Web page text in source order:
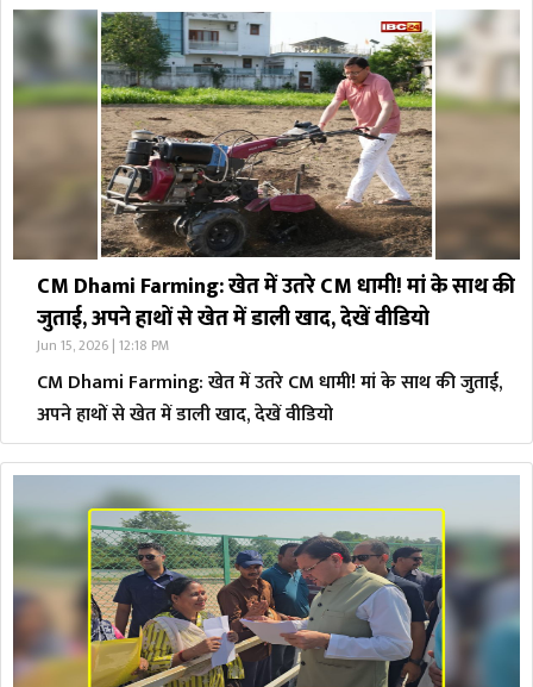
CM Dhami Farming: खेत में उतरे CM धामी! मां के साथ की
जुताई, अपने हाथों से खेत में डाली खाद, देखें वीडियो
Jun 15, 2026 | 12:18 PM
CM Dhami Farming: खेत में उतरे CM धामी! मां के साथ की जुताई,
अपने हाथों से खेत में डाली खाद, देखें वीडियो